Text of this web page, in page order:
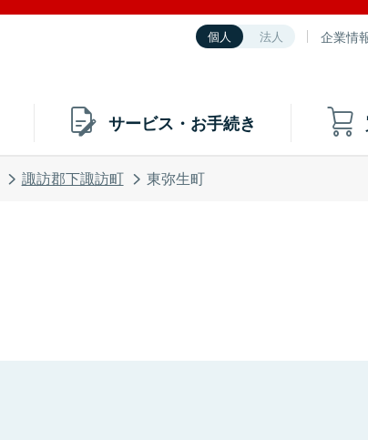
個人 法人 企業情
サービス・お手続き
諏訪郡下諏訪町 東弥生町